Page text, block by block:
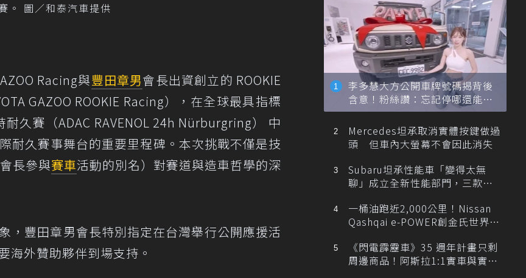
。 圖／和泰汽車提供
Racing與豐田章男會長出資創立的 ROOKIE
GAZOO ROOKIE Racing），在全球最具指標
耐久賽（ADAC RAVENOL 24h Nürburgring） 中
耐久賽事舞台的重要里程碑。本次挑戰不僅是技
長參與賽車活動的別名）對賽道與造車哲學的深
，豐田章男會長特別指定在台灣舉行公開應援活
海外贊助夥伴到場支持。
李多慧大方公開車牌號碼揭背後
含意！粉絲讚：忘記停哪還能幫
忙找車
Mercedes坦承取消實體按鍵做過
頭 但車內大螢幕不會因此消失
Subaru坦承性能車「變得太無
聊」成立全新性能部門，三款手
一桶油跑近2,000公里！Nissan
Qashqai e-POWER創金氏世界紀
《閃電霹靂車》35 週年計畫只剩
周邊商品！阿斯拉1:1實車與實體